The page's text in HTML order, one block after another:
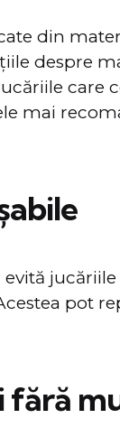
din
despre
care
mai
pot
fără